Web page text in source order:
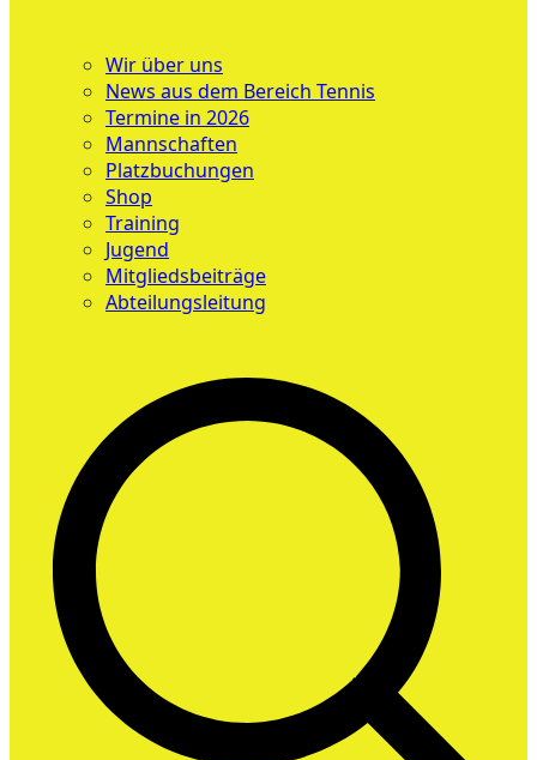
Wir über uns
News aus dem Bereich Tennis
Termine in 2026
Mannschaften
Platzbuchungen
Shop
Training
Jugend
Mitgliedsbeiträge
Abteilungsleitung